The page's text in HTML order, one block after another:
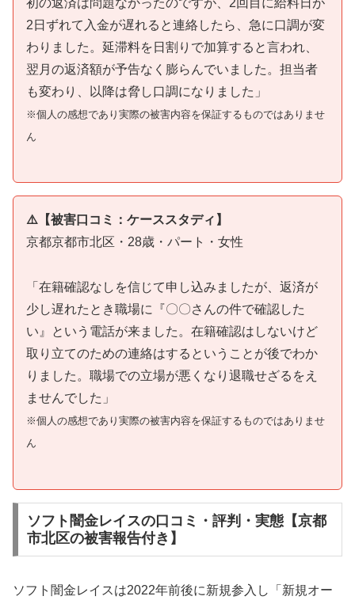
2日ずれて入金が遅れると連絡したら、急に口調が変
わりました。延滞料を日割りで加算すると言われ、
翌月の返済額が予告なく膨らんでいました。担当者
も変わり、以降は脅し口調になりました」
※個人の感想であり実際の被害内容を保証するものではありませ
ん
⚠️【被害口コミ：ケーススタディ】
京都京都市北区・28歳・パート・女性
「在籍確認なしを信じて申し込みましたが、返済が
少し遅れたとき職場に『〇〇さんの件で確認した
い』という電話が来ました。在籍確認はしないけど
取り立てのための連絡はするということが後でわか
りました。職場での立場が悪くなり退職せざるをえ
ませんでした」
※個人の感想であり実際の被害内容を保証するものではありませ
ん
ソフト闇金レイスの口コミ・評判・実態【京都
市北区の被害報告付き】
ソフト闇金レイスは2022年前後に新規参入し「新規オー